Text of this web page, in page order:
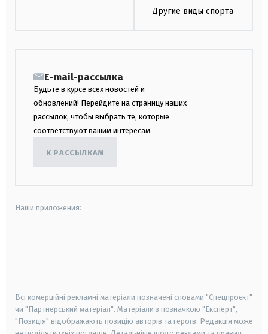
Другие виды спорта
E-mail-рассылка
Будьте в курсе всех новостей и
обновлений! Перейдите на страницу наших
рассылок, чтобы выбрать те, которые
соответствуют вашим интересам.
К РАССЫЛКАМ
Наши приложения:
Всі комерційні рекламні матеріали позначені словами "Спецпроєкт"
чи "Партнерський матеріал". Матеріали з позначкою "Експерт",
"Позиція" відображають позицію авторів та героїв. Редакція може